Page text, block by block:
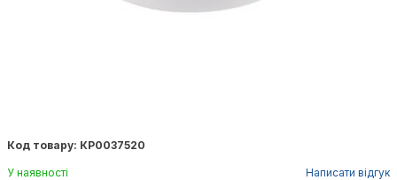
Код товару: КР0037520
У наявності Написати відгук